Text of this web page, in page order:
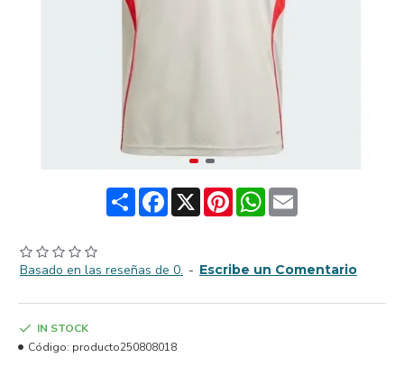
ShareFacebook
X PinterestWhatsApp
Email
Basado en las reseñas de 0. - Escribe un Comentario
IN STOCK
Código: producto250808018